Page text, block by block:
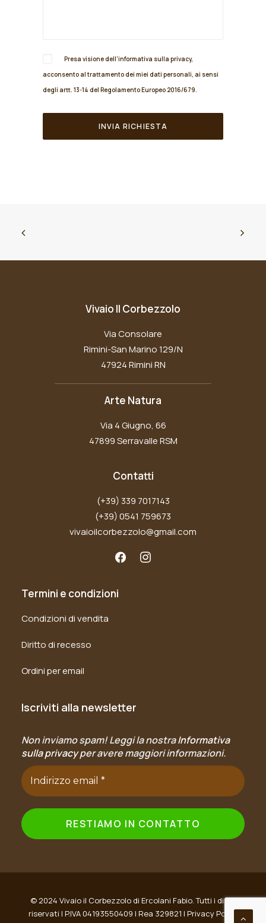
Presa visione dell'informativa sulla privacy,
acconsento al trattamento dei miei dati personali, ai sensi
degli artt. 13-14 del Regolamento Europeo 2016/679.
Vivaio Il Corbezzolo
Via Consolare
Rimini-San Marino 129/N
47924 Rimini RN
Arte Natura
Via 4 Giugno, 66
47899 Serravalle RSM
Contatti
(+39) 339 7017143
(+39) 0541 759673
vivaioilcorbezzolo@gmail.com
Termini e condizioni
Condizioni di vendita
Diritto di recesso
Ordini per email
Iscriviti alla newsletter
Non inviamo spam! Leggi la nostraInformativa
sulla privacyper avere maggiori informazioni.
© 2024 Vivaio il Corbezzolo di Ercolani Fabio. Tutti i diritti
riservati | P.IVA 04193550409 | Rea 329821 | Privacy Policy